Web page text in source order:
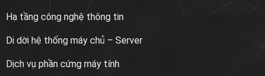
Hạ tầng công nghệ thông tin
Di dời hệ thống máy chủ – Server
Dịch vụ phần cứng máy tính